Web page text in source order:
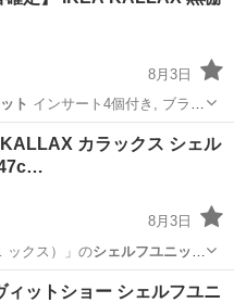
8月3日
ト インサート4個付き, ブラッ
家具
KALLAX カラックス シェル
8月3日
クス）」のシェルフユニット
ィットショー シェルフユニ